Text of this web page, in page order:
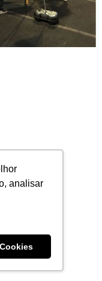
analisar
mil atletas